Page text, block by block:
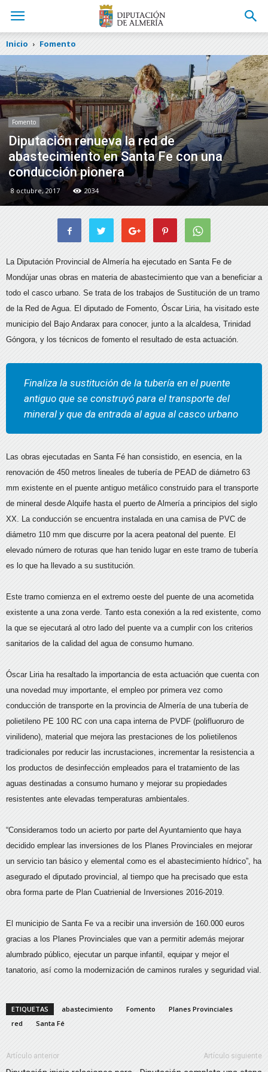
Inicio Fomento
Fomento
Diputación renueva la red de
abastecimiento en Santa Fe con una
conducción pionera
8 octubre, 2017 2034
La Diputación Provincial de Almería ha ejecutado en Santa Fe de
Mondújar unas obras en materia de abastecimiento que van a beneficiar a
todo el casco urbano. Se trata de los trabajos de Sustitución de un tramo
de la Red de Agua. El diputado de Fomento, Óscar Liria, ha visitado este
municipio del Bajo Andarax para conocer, junto a la alcaldesa, Trinidad
Góngora, y los técnicos de fomento el resultado de esta actuación.
Finaliza la sustitución de la tubería en el puente
antiguo que se construyó para el transporte del
mineral y que da entrada al agua al casco urbano
Las obras ejecutadas en Santa Fé han consistido, en esencia, en la
renovación de 450 metros lineales de tubería de PEAD de diámetro 63
mm existente en el puente antiguo metálico construido para el transporte
de mineral desde Alquife hasta el puerto de Almería a principios del siglo
XX. La conducción se encuentra instalada en una camisa de PVC de
diámetro 110 mm que discurre por la acera peatonal del puente. El
elevado número de roturas que han tenido lugar en este tramo de tubería
es lo que ha llevado a su sustitución.
Este tramo comienza en el extremo oeste del puente de una acometida
existente a una zona verde. Tanto esta conexión a la red existente, como
la que se ejecutará al otro lado del puente va a cumplir con los criterios
sanitarios de la calidad del agua de consumo humano.
Óscar Liria ha resaltado la importancia de esta actuación que cuenta con
una novedad muy importante, el empleo por primera vez como
conducción de transporte en la provincia de Almería de una tubería de
polietileno PE 100 RC con una capa interna de PVDF (polifluoruro de
vinilideno), material que mejora las prestaciones de los polietilenos
tradicionales por reducir las incrustaciones, incrementar la resistencia a
los productos de desinfección empleados para el tratamiento de las
aguas destinadas a consumo humano y mejorar su propiedades
resistentes ante elevadas temperaturas ambientales.
“Consideramos todo un acierto por parte del Ayuntamiento que haya
decidido emplear las inversiones de los Planes Provinciales en mejorar
un servicio tan básico y elemental como es el abastecimiento hídrico”, ha
asegurado el diputado provincial, al tiempo que ha precisado que esta
obra forma parte de Plan Cuatrienial de Inversiones 2016-2019.
El municipio de Santa Fe va a recibir una inversión de 160.000 euros
gracias a los Planes Provinciales que van a permitir además mejorar
alumbrado público, ejecutar un parque infantil, equipar y mejor el
tanatorio, así como la modernización de caminos rurales y seguridad vial.
ETIQUETAS abastecimiento Fomento
Planes Provinciales
red
Santa Fé
Artículo anterior Artículo siguiente